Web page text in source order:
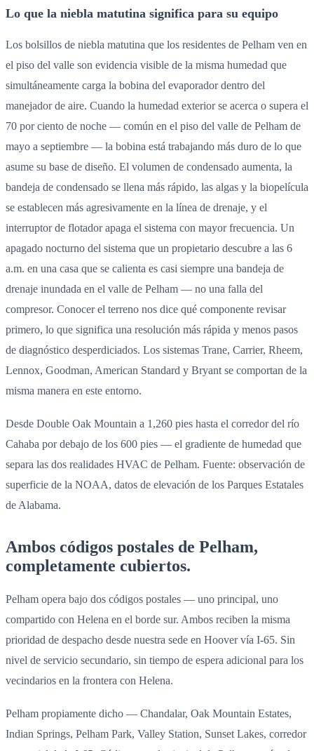
Lo que la niebla matutina significa para su equipo
Los bolsillos de niebla matutina que los residentes de Pelham ven en
el piso del valle son evidencia visible de la misma humedad que
simultáneamente carga la bobina del evaporador dentro del
manejador de aire. Cuando la humedad exterior se acerca o supera el
70 por ciento de noche — común en el piso del valle de Pelham de
mayo a septiembre — la bobina está trabajando más duro de lo que
asume su base de diseño. El volumen de condensado aumenta, la
bandeja de condensado se llena más rápido, las algas y la biopelícula
se establecen más agresivamente en la línea de drenaje, y el
interruptor de flotador apaga el sistema con mayor frecuencia. Un
apagado nocturno del sistema que un propietario descubre a las 6
a.m. en una casa que se calienta es casi siempre una bandeja de
drenaje inundada en el valle de Pelham — no una falla del
compresor. Conocer el terreno nos dice qué componente revisar
primero, lo que significa una resolución más rápida y menos pasos
de diagnóstico desperdiciados. Los sistemas Trane, Carrier, Rheem,
Lennox, Goodman, American Standard y Bryant se comportan de la
misma manera en este entorno.
Desde Double Oak Mountain a 1,260 pies hasta el corredor del río
Cahaba por debajo de los 600 pies — el gradiente de humedad que
separa las dos realidades HVAC de Pelham. Fuente: observación de
superficie de la NOAA, datos de elevación de los Parques Estatales
de Alabama.
Ambos códigos postales de Pelham,
completamente cubiertos.
Pelham opera bajo dos códigos postales — uno principal, uno
compartido con Helena en el borde sur. Ambos reciben la misma
prioridad de despacho desde nuestra sede en Hoover vía I-65. Sin
nivel de servicio secundario, sin tiempo de espera adicional para los
vecindarios en la frontera con Helena.
Pelham propiamente dicho — Chandalar, Oak Mountain Estates,
Indian Springs, Pelham Park, Valley Station, Sunset Lakes, corredor